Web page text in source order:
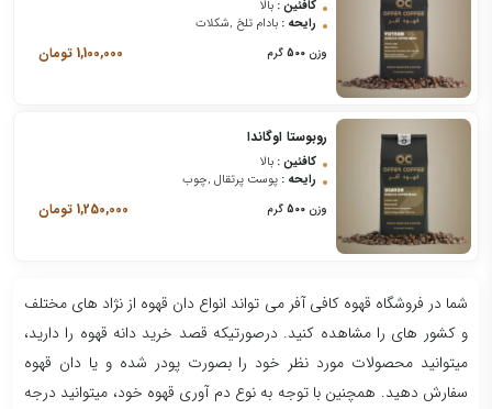
کافئین : بالا
رایحه : بادام تلخ ,شکلات
وزن 500 گرم 1,100,000 تومان
روبوستا اوگاندا
کافئین : بالا
رایحه : پوست پرتقال ,چوب
وزن 500 گرم 1,250,000 تومان
شما در فروشگاه قهوه کافی آفر می تواند انواع دان قهوه از نژاد های مختلف
و کشور های را مشاهده کنید. درصورتیکه قصد خرید دانه قهوه را دارید،
میتوانید محصولات مورد نظر خود را بصورت پودر شده و یا دان قهوه
سفارش دهید. همچنین با توجه به نوع دم آوری قهوه خود، میتوانید درجه